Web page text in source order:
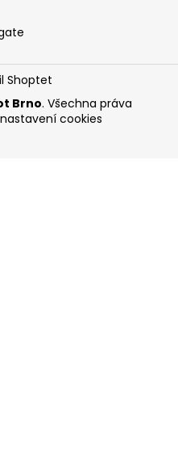
Shoptet
Brno. Všechna práva
cookies